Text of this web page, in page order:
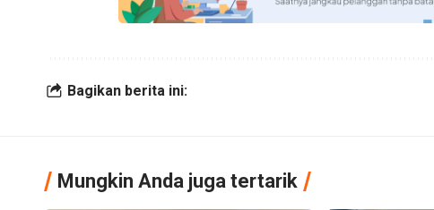
Bagikan berita ini:
Mungkin Anda juga tertarik